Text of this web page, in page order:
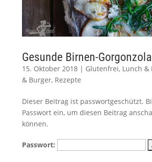
Gesunde Birnen-
15. Oktober 2018| Glutenfrei, Lunch &
& Burger, Rezepte
Dieser Beitrag ist passwortgeschützt.
Passwort ein, um diesen Beitrag
können.
Passwort: